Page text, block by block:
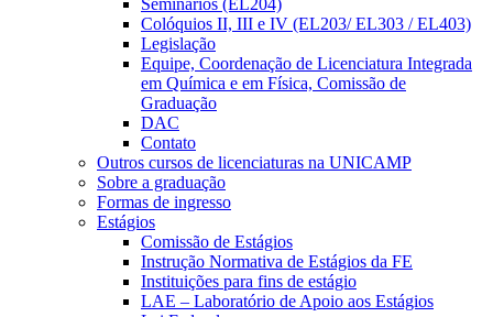
Seminários (EL204)
Colóquios II, III e IV (EL203/ EL303 / EL403)
Legislação
Equipe, Coordenação de Licenciatura Integrada
em Química e em Física, Comissão de
Graduação
DAC
Contato
Outros cursos de licenciaturas na UNICAMP
Sobre a graduação
Formas de ingresso
Estágios
Comissão de Estágios
Instrução Normativa de Estágios da FE
Instituições para fins de estágio
LAE – Laboratório de Apoio aos Estágios